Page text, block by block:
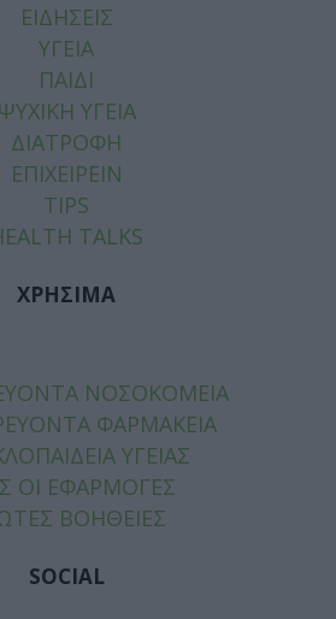
ΕΙΔΗΣΕΙΣ
ΥΓΕΙΑ
ΠΑΙΔΙ
ΨΥΧΙΚΗ ΥΓΕΙΑ
ΔΙΑΤΡΟΦΗ
ΕΠΙΧΕΙΡΕΙΝ
TIPS
TALKS
ΧΡΗΣΙΜΑ
ΝΟΣΟΚΟΜΕΙΑ
ΦΑΡΜΑΚΕΙΑ
ΥΓΕΙΑΣ
ΟΙ ΕΦΑΡΜΟΓΕΣ
ΒΟΗΘΕΙΕΣ
SOCIAL